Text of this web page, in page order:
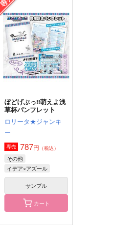
mixtureIDAZ
Neon Boy
629 円（税込）
イデア×アズール
サンプル
茨の谷時代の話~
ぼどげぶっ!!萌えよ浅
草杯パンフレット
ロリータ★ジャンキ
ー
専売 787円 （税込）
その他
イデア×アズール
サンプル
カート